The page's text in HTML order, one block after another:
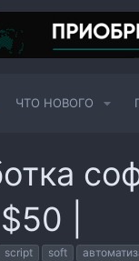
ЧТО НОВОГО
|
script soft